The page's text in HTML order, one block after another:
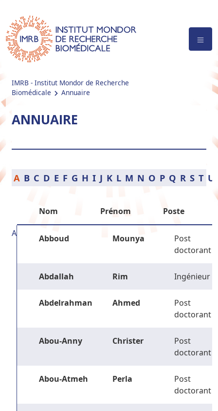
IMRB - Institut Mondor de Recherche
Biomédicale
Annuaire
ANNUAIRE
A B C D E F G H I J K L M N O P Q R S T U
Nom Prénom Poste
A Abboud Mounya
Post
doctorant
Abdallah Rim Ingénieur
Abdelrahman Ahmed
Post
doctorant
Abou-Anny Christer
Post
doctorant
Abou-Atmeh Perla
Post
doctorant